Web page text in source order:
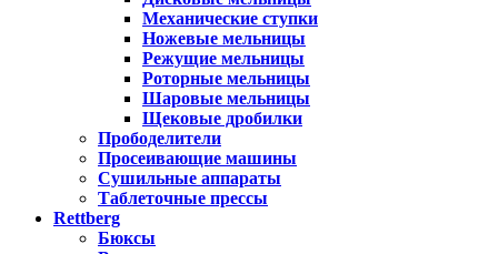
Механические ступки
Ножевые мельницы
Режущие мельницы
Роторные мельницы
Шаровые мельницы
Щековые дробилки
Прободелители
Просеивающие машины
Сушильные аппараты
Таблеточные прессы
Rettberg
Бюксы